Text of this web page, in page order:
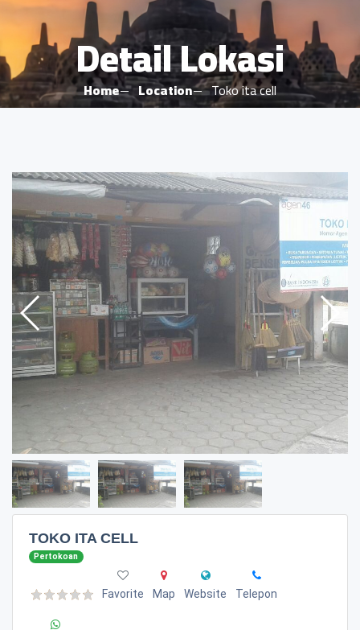
Detail Lokasi
Home Location Toko ita cell
TOKO ITA CELL
Pertokoan
Favorite Map Website Telepon